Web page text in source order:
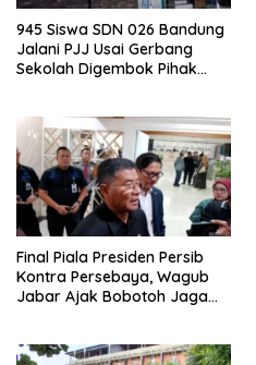
945 Siswa SDN 026 Bandung
Jalani PJJ Usai Gerbang
Sekolah Digembok Pihak
Final Piala Presiden Persib
Kontra Persebaya, Wagub
Jabar Ajak Bobotoh Jaga